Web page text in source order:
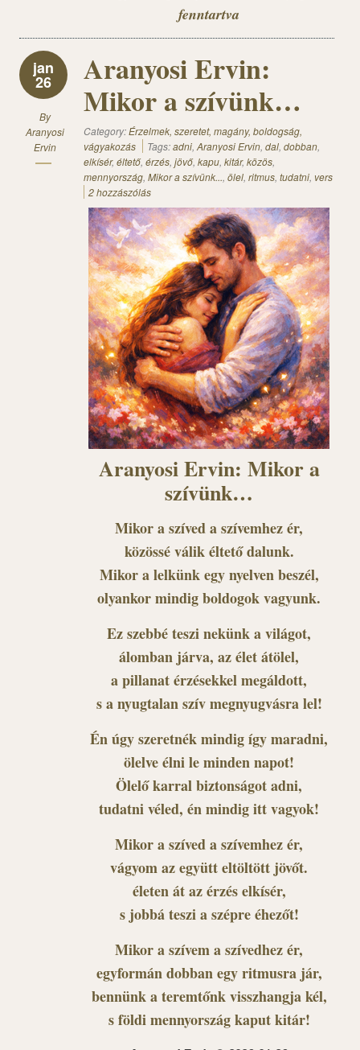
fenntartva
jan
26
By
Aranyosi
Ervin
Aranyosi Ervin:
Mikor a szívünk…
Category:Érzelmek, szeretet, magány, boldogság,
vágyakozás
Tags:adni, Aranyosi Ervin, dal, dobban,
elkísér, éltető, érzés, jövő, kapu, kitár, közös,
mennyország, Mikor a szívünk..., ölel, ritmus, tudatni, vers
2 hozzászólás
Aranyosi Ervin: Mikor a
szívünk…
Mikor a szíved a szívemhez ér,
közössé válik éltető dalunk.
Mikor a lelkünk egy nyelven beszél,
olyankor mindig boldogok vagyunk.
Ez szebbé teszi nekünk a világot,
álomban járva, az élet átölel,
a pillanat érzésekkel megáldott,
s a nyugtalan szív megnyugvásra lel!
Én úgy szeretnék mindig így maradni,
ölelve élni le minden napot!
Ölelő karral biztonságot adni,
tudatni véled, én mindig itt vagyok!
Mikor a szíved a szívemhez ér,
vágyom az együtt eltöltött jövőt.
életen át az érzés elkísér,
s jobbá teszi a szépre éhezőt!
Mikor a szívem a szívedhez ér,
egyformán dobban egy ritmusra jár,
bennünk a teremtőnk visszhangja kél,
s földi mennyország kaput kitár!